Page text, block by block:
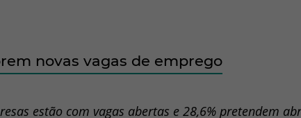
novas vagas de emprego
estão com vagas abertas e 28,6% pretendem